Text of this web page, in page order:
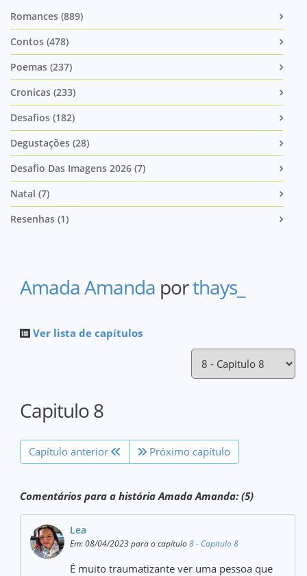
Romances (889)
Contos (478)
Poemas (237)
Cronicas (233)
Desafios (182)
Degustações (28)
Desafio Das Imagens 2026 (7)
Natal (7)
Resenhas (1)
Amada Amanda porthays_
Ver lista de capítulos
Capitulo 8
Capítulo anterior Próximo capítulo
Comentários para a história Amada Amanda: (5)
Lea
Em: 08/04/2023 para o capítulo8 - Capitulo 8
É muito traumatizante ver uma pessoa que